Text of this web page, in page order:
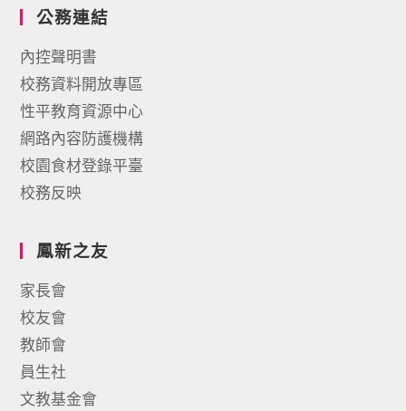
公務連結
內控聲明書
校務資料開放專區
性平教育資源中心
網路內容防護機構
校園食材登錄平臺
校務反映
鳳新之友
家長會
校友會
教師會
員生社
文教基金會